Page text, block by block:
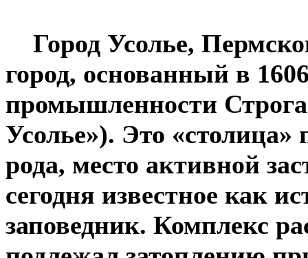
Город Усолье,
город, основанный в
промышленности
Усолье»). Это «столица»
рода, место активной
сегодня известное как
заповедник. Комплекс